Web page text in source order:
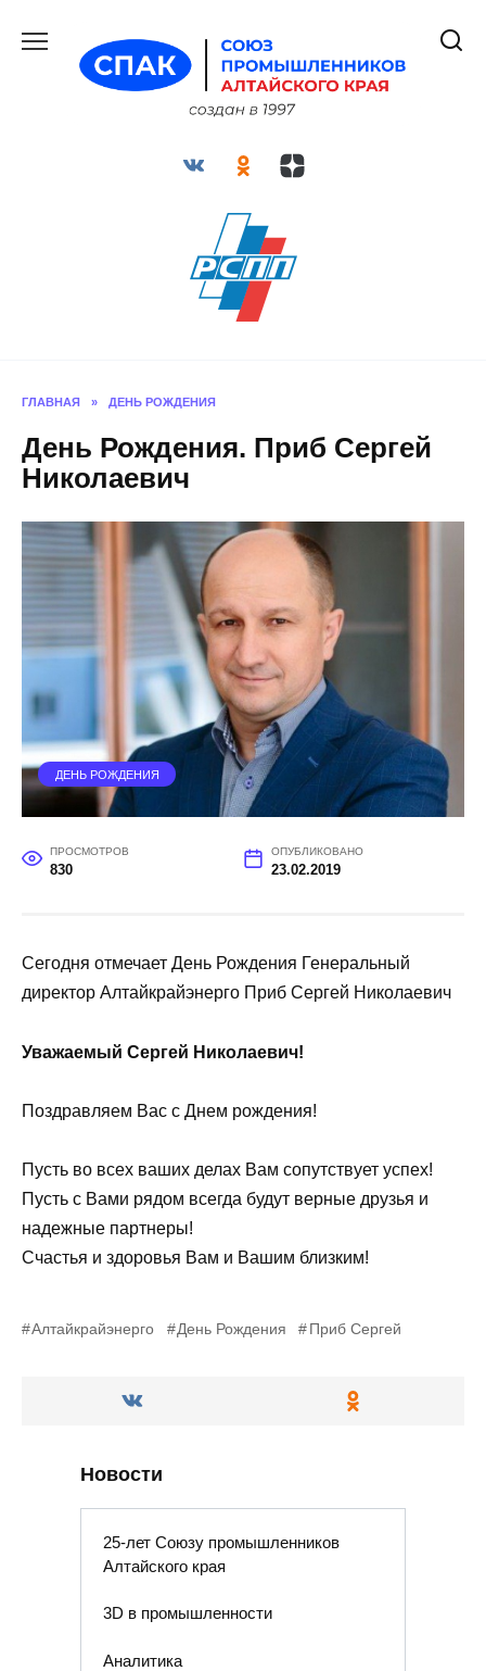
содержанию
ГЛАВНАЯ » ДЕНЬ РОЖДЕНИЯ
День Рождения. Приб Сергей
Николаевич
ДЕНЬ РОЖДЕНИЯ
ПРОСМОТРОВ
830
ОПУБЛИКОВАНО
23.02.2019
Сегодня отмечает День Рождения Генеральный
директор Алтайкрайэнерго Приб Сергей Николаевич
Уважаемый Сергей Николаевич!
Поздравляем Вас с Днем рождения!
Пусть во всех ваших делах Вам сопутствует успех!
Пусть с Вами рядом всегда будут верные друзья и
надежные партнеры!
Счастья и здоровья Вам и Вашим близким!
Алтайкрайэнерго День Рождения Приб Сергей
Новости
25-лет Союзу промышленников
Алтайского края
3D в промышленности
Аналитика